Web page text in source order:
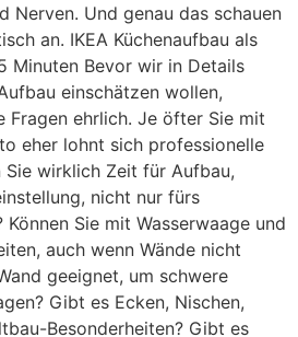
Nerven. Und genau das schauen
an. IKEA Küchenaufbau als
Minuten Bevor wir in Details
einschätzen wollen,
Fragen ehrlich. Je öfter Sie mit
eher lohnt sich professionelle
wirklich Zeit für Aufbau,
nicht nur fürs
Können Sie mit Wasserwaage und
auch wenn Wände nicht
geeignet, um schwere
Gibt es Ecken, Nischen,
Besonderheiten? Gibt es